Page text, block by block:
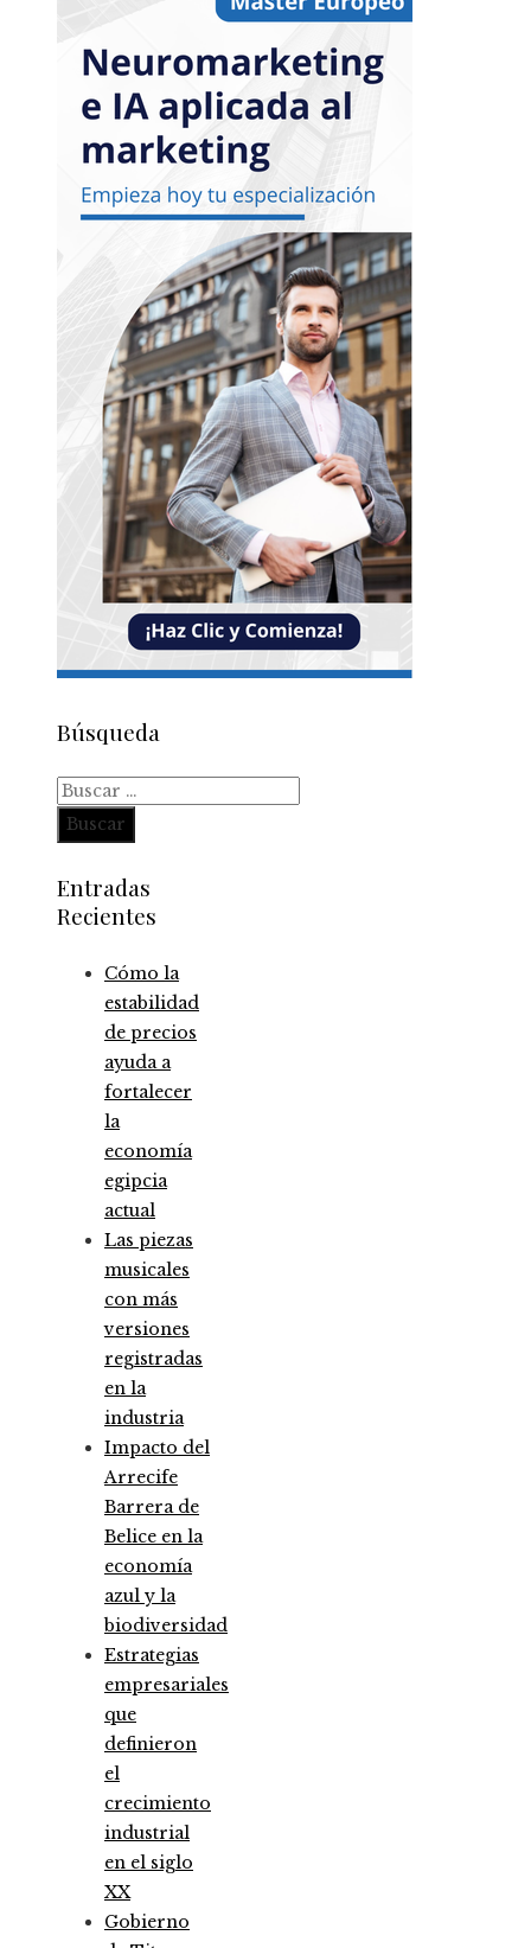
Búsqueda
Buscar:
Entradas
Recientes
Cómo la
estabilidad
de precios
ayuda a
fortalecer
la
economía
egipcia
actual
Las piezas
musicales
con más
versiones
registradas
en la
industria
Impacto del
Arrecife
Barrera de
Belice en la
economía
azul y la
biodiversidad
Estrategias
empresariales
que
definieron
el
crecimiento
industrial
en el siglo
XX
Gobierno